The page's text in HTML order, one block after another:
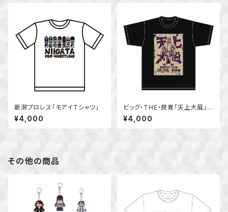
新潟プロレス「モアイTシャツ」
¥4,000
ビッグ・THE・良寛「天上大風」T
シャツ
¥4,000
その他の商品